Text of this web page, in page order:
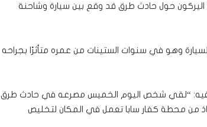
اليركون حول حادث طرق قد وقع بين سيارة وشاحنة
وهو في سنوات الستينات من عمره متأثرًا بجراحه
فيه: “لقي شخص اليوم الخميس مصرعه في حادث طرق
الاطفاء والانقاذ من محطة كفار سابا تعمل في المكان لتخليص